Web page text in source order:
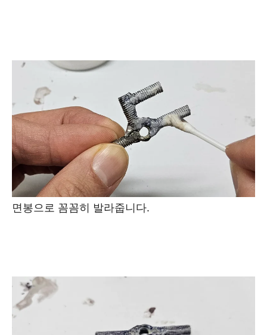
면봉으로 꼼꼼히 발라줍니다.